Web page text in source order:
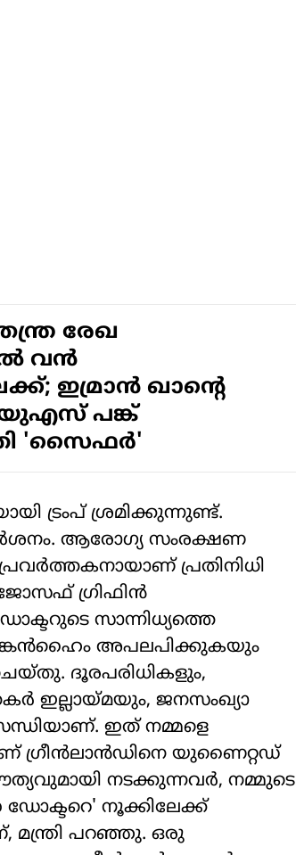
രേഖ
വൻ
ഇമ്രാൻ ഖാന്റെ
പങ്ക്
'സൈഫർ'
ട്രംപ് ശ്രമിക്കുന്നുണ്ട്.
ആരോഗ്യ സംരക്ഷണ
പ്രതിനിധി
ഗ്രിഫിന്‍
സാന്നിധ്യത്തെ
അപലപിക്കുകയും
ദൂരപരിധികളും,
ഇല്ലായ്മയും, ജനസംഖ്യാ
ഇത് നമ്മളെ
യുണൈറ്റഡ്
നടക്കുന്നവര്‍, നമ്മുടെ
നൂക്കിലേക്ക്
മന്ത്രി പറഞ്ഞു. ഒരു